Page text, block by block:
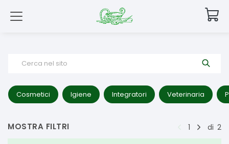
Cerca nel sito
Cosmetici Igiene Integratori Veterinaria
MOSTRA FILTRI 1 di 2